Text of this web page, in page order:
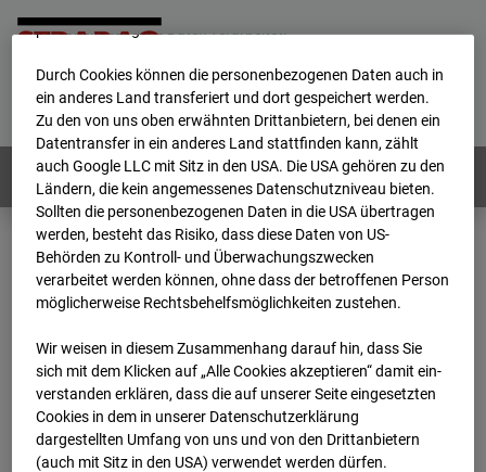
Home E-Mail Impressum
Login
Deutsch / English
Webcams: Alle Länder
Home
Deutschland
BC-120 - BV W2 Campus BT 1-3
Archiv
2025
07:25
BC-120 - BV W2
Campus BT 1-3
personenbezogene Daten verarbeitet.
Durch Cookies können die personenbezogenen Daten auch in
ein anderes Land transferiert und dort gespeichert werden.
Zu den von uns oben erwähnten Drittanbietern, bei denen ein
Datentransfer in ein anderes Land stattfinden kann, zählt
auch Google LLC mit Sitz in den USA. Die USA gehören zu den
Ländern, die kein angemessenes Datenschutzniveau bieten.
Sollten die personenbezogenen Daten in die USA übertragen
werden, besteht das Risiko, dass diese Daten von US-
Behörden zu Kontroll- und Überwachungszwecken
verarbeitet werden können, ohne dass der betroffenen Person
möglicherweise Rechtsbehelfsmöglichkeiten zustehen.
Wir weisen in diesem Zusammenhang darauf hin, dass Sie
sich mit dem Klicken auf „Alle Cookies akzeptieren“ damit ein­
ver­standen erklären, dass die auf unserer Seite eingesetzten
Cookies in dem in unserer Datenschutzerklärung
dargestellten Umfang von uns und von den Drittanbietern
(auch mit Sitz in den USA) verwendet werden dürfen.